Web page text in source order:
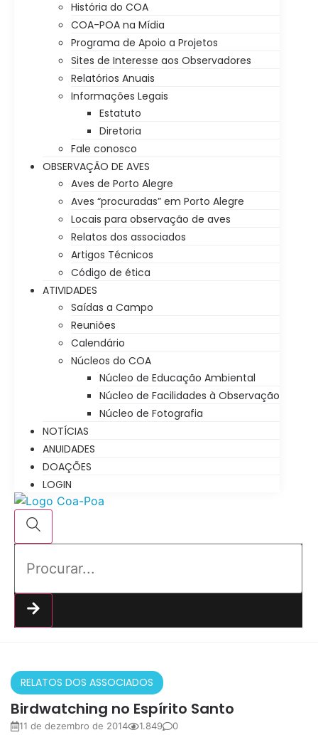
História do COA
COA-POA na Mídia
Programa de Apoio a Projetos
Sites de Interesse aos Observadores
Relatórios Anuais
Informações Legais
Estatuto
Diretoria
Fale conosco
OBSERVAÇÃO DE AVES
Aves de Porto Alegre
Aves “procuradas” em Porto Alegre
Locais para observação de aves
Relatos dos associados
Artigos Técnicos
Código de ética
ATIVIDADES
Saídas a Campo
Reuniões
Calendário
Núcleos do COA
Núcleo de Educação Ambiental
Núcleo de Facilidades à Observação
Núcleo de Fotografia
NOTÍCIAS
ANUIDADES
DOAÇÕES
LOGIN
RELATOS DOS ASSOCIADOS
Birdwatching no Espírito Santo
11 de dezembro de 2014 1.849 0